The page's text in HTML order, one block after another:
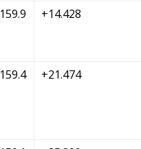
159.9 +14.428
159.4 +21.474